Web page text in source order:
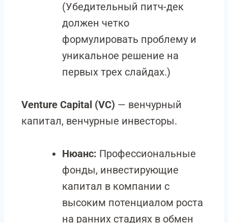
(Убедительный питч-дек
должен четко
формулировать проблему и
уникальное решение на
первых трех слайдах.)
Venture Capital (VC) — венчурный
капитал, венчурные инвесторы.
Нюанс: Профессиональные
фонды, инвестирующие
капитал в компании с
высоким потенциалом роста
на ранних стадиях в обмен